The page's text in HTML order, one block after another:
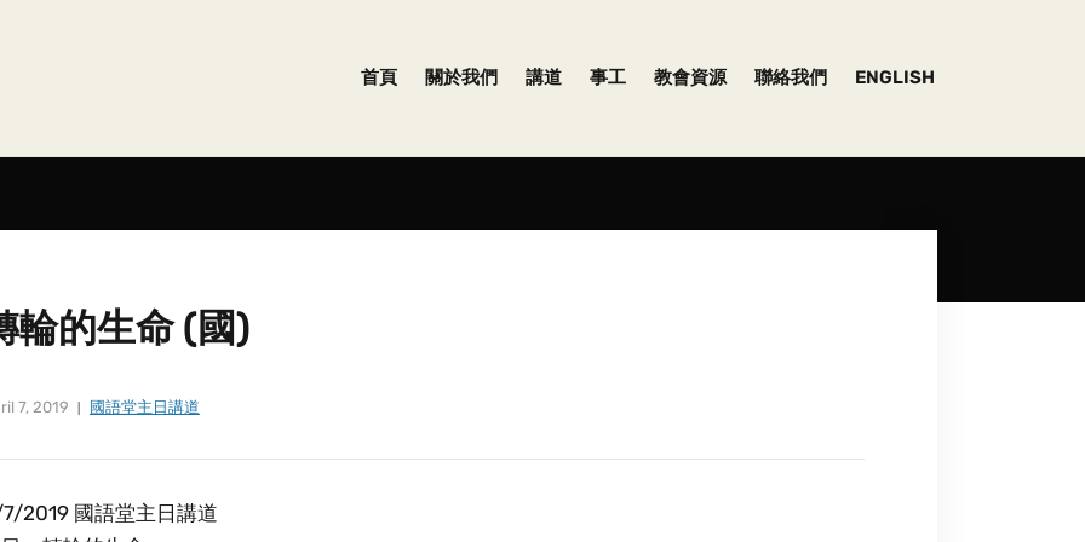
首頁 關於我們 講道 事工 教會資源 聯絡我們 ENGLISH
輪的生命 (國)
7, 2019 國語堂主日講道
2019 國語堂主日講道